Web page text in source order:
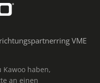
VME
Kawoo haben,
an einen